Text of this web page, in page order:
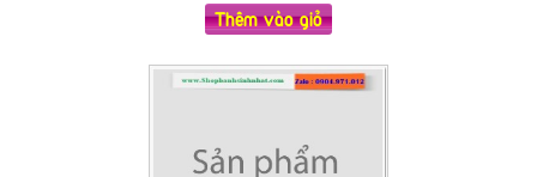
Thêm vào giỏ